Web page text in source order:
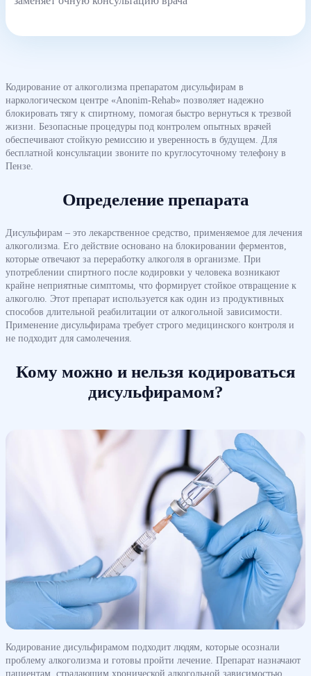
Кодирование от алкоголизма препаратом дисульфирам в
наркологическом центре «Anonim-Rehab» позволяет надежно
блокировать тягу к спиртному, помогая быстро вернуться к трезвой
жизни. Безопасные процедуры под контролем опытных врачей
обеспечивают стойкую ремиссию и уверенность в будущем. Для
бесплатной консультации звоните по круглосуточному телефону в
Пензе.
Определение препарата
Дисульфирам – это лекарственное средство, применяемое для лечения
алкоголизма. Его действие основано на блокировании ферментов,
которые отвечают за переработку алкоголя в организме. При
употреблении спиртного после кодировки у человека возникают
крайне неприятные симптомы, что формирует стойкое отвращение к
алкоголю. Этот препарат используется как один из продуктивных
способов длительной реабилитации от алкогольной зависимости.
Применение дисульфирама требует строго медицинского контроля и
не подходит для самолечения.
Кому можно и нельзя кодироваться
дисульфирамом?
Кодирование дисульфирамом подходит людям, которые осознали
проблему алкоголизма и готовы пройти лечение. Препарат назначают
пациентам, страдающим хронической алкогольной зависимостью,